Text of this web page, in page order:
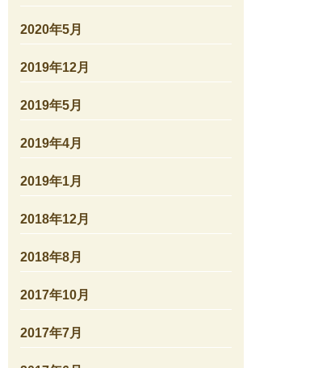
2020年5月
2019年12月
2019年5月
2019年4月
2019年1月
2018年12月
2018年8月
2017年10月
2017年7月